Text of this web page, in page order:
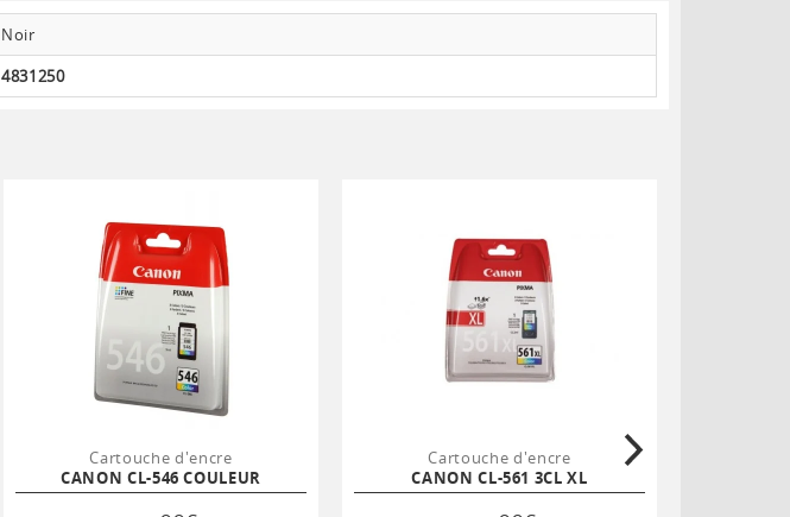
Noir
4831250
Cartouche d'encre
CANON CL-546 COULEUR
Cartouche d'encre
CANON CL-561 3CL XL